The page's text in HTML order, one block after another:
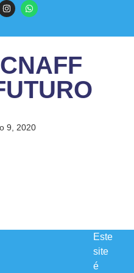
9, 2020
Este
site
é